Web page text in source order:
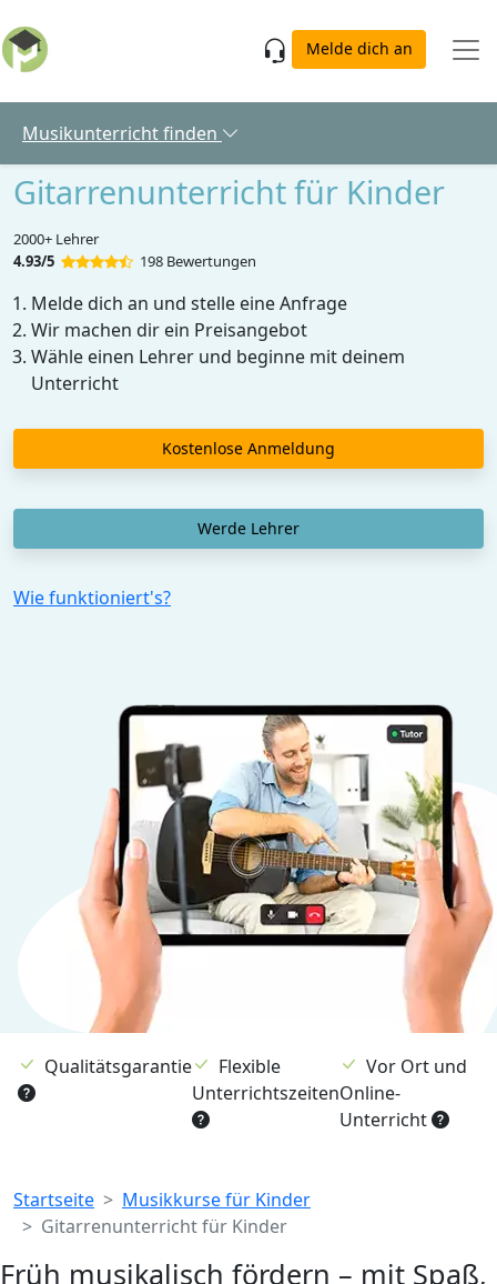
Melde dich an
Musikunterricht finden
Gitarrenunterricht für Kinder
2000+ Lehrer
4.93/5
198 Bewertungen
Melde dich an und stelle eine Anfrage
Wir machen dir ein Preisangebot
Wähle einen Lehrer und beginne mit deinem
Unterricht
Kostenlose Anmeldung
Werde Lehrer
Wie funktioniert's?
Qualitätsgarantie
Flexible
Unterrichtszeiten
Vor Ort und
Online-
Unterricht
Breadcrumb
Startseite
Musikkurse für Kinder
Gitarrenunterricht für Kinder
Früh musikalisch fördern – mit Spaß,